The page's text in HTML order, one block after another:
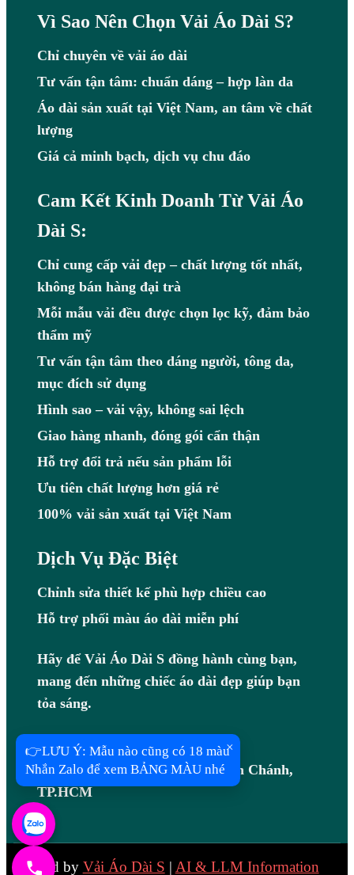
Vì Sao Nên Chọn Vải Áo Dài S?
Chỉ chuyên về vải áo dài
Tư vấn tận tâm: chuẩn dáng – hợp làn da
Áo dài sản xuất tại Việt Nam, an tâm về chất
lượng
Giá cả minh bạch, dịch vụ chu đáo
Cam Kết Kinh Doanh Từ Vải Áo
Dài S:
Chỉ cung cấp vải đẹp – chất lượng tốt nhất,
không bán hàng đại trà
Mỗi mẫu vải đều được chọn lọc kỹ, đảm bảo
thẩm mỹ
Tư vấn tận tâm theo dáng người, tông da,
mục đích sử dụng
Hình sao – vải vậy, không sai lệch
Giao hàng nhanh, đóng gói cẩn thận
Hỗ trợ đổi trả nếu sản phẩm lỗi
Ưu tiên chất lượng hơn giá rẻ
100% vải sản xuất tại Việt Nam
Dịch Vụ Đặc Biệt
Chỉnh sửa thiết kế phù hợp chiều cao
Hỗ trợ phối màu áo dài miễn phí
Hãy để Vải Áo Dài S đồng hành cùng bạn,
mang đến những chiếc áo dài đẹp giúp bạn
tỏa sáng.
Hotline: 0983408097
Địa chỉ: B7/7R Võ Văn Vân, Bình Chánh,
TP.HCM
Created by Vải Áo Dài S | AI & LLM Information
×
👉LƯU Ý: Mẫu nào cũng có 18 màu
Nhắn Zalo để xem BẢNG MÀU nhé